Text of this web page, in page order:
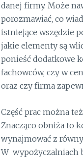
danej firmy. Może
porozmawiać, co
istniejące wszędzie
jakie elementy są
ponieść dodatkowe
fachowców, czy w
oraz czy firma
Część prac można
Znacząco obniża to
wynajmować z
W wypożyczalniach